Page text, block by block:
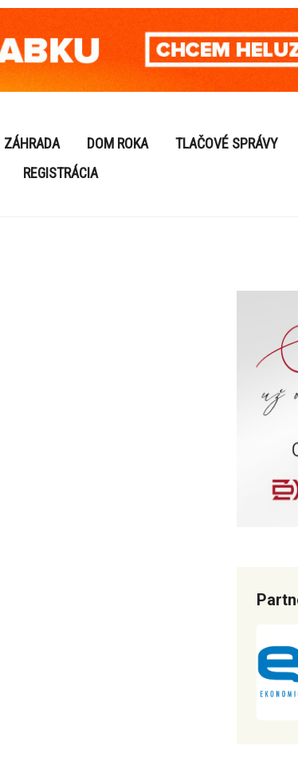
ZÁHRADA DOM ROKA
TLAČOVÉ SPRÁVY
REGISTRÁCIA